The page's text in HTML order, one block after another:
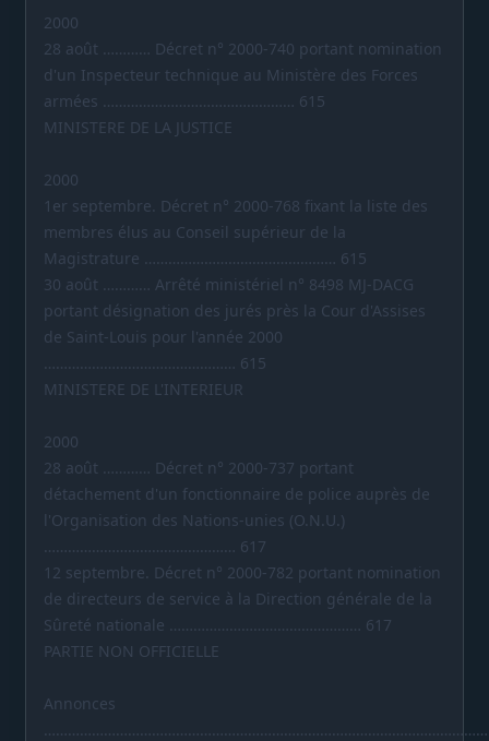
2000
28 août ………… Décret n° 2000-740 portant nomination
d'un Inspecteur technique au Ministère des Forces
armées ………………………………………… 615
MINISTERE DE LA JUSTICE
2000
1er septembre. Décret n° 2000-768 fixant la liste des
membres élus au Conseil supérieur de la
Magistrature ………………………………………… 615
30 août ………… Arrêté ministériel n° 8498 MJ-DACG
portant désignation des jurés près la Cour d'Assises
de Saint-Louis pour l'année 2000
………………………………………… 615
MINISTERE DE L'INTERIEUR
2000
28 août ………… Décret n° 2000-737 portant
détachement d'un fonctionnaire de police auprès de
l'Organisation des Nations-unies (O.N.U.)
………………………………………… 617
12 septembre. Décret n° 2000-782 portant nomination
de directeurs de service à la Direction générale de la
Sûreté nationale ………………………………………… 617
PARTIE NON OFFICIELLE
Annonces